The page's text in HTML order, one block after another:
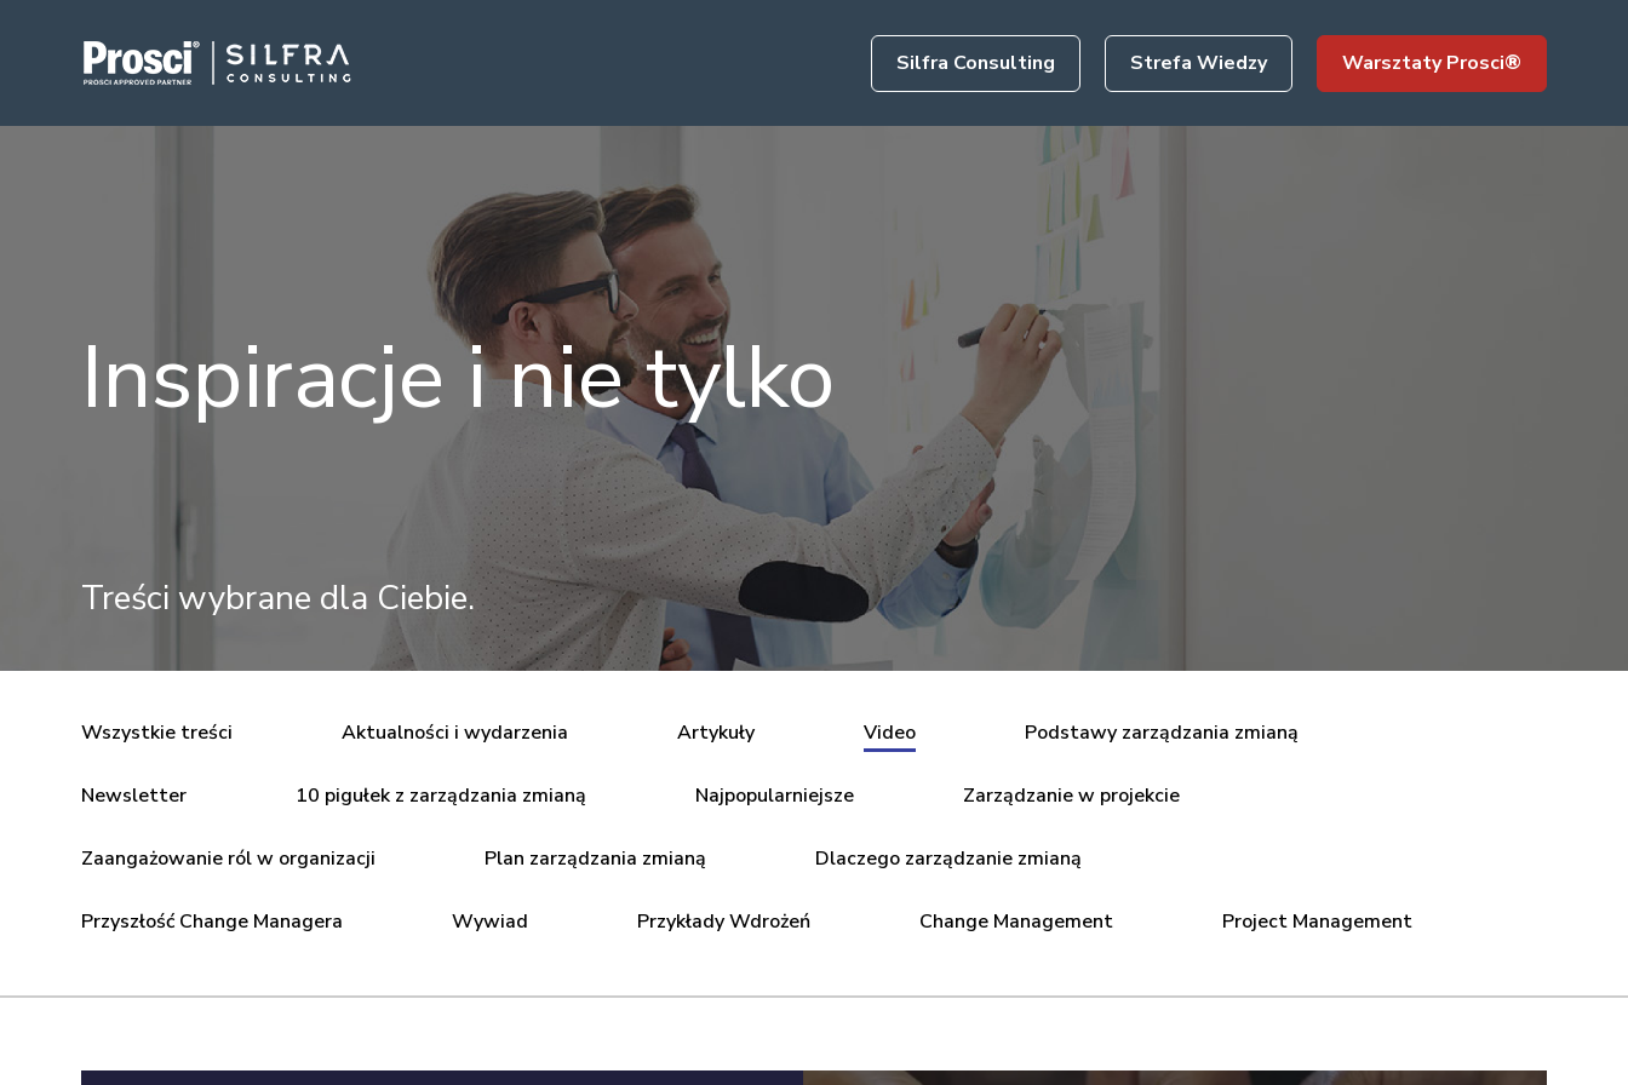
Silfra Consulting Strefa Wiedzy Warsztaty Prosci®
Inspiracje i nie tylko
Treści wybrane dla Ciebie.
Wszystkie treści Aktualności i wydarzenia Artykuły Video Podstawy zarządzania zmianą
Newsletter 10 pigułek z zarządzania zmianą Najpopularniejsze Zarządzanie w projekcie
Zaangażowanie ról w organizacji Plan zarządzania zmianą Dlaczego zarządzanie zmianą
Przyszłość Change Managera Wywiad Przykłady Wdrożeń Change Management Project Management